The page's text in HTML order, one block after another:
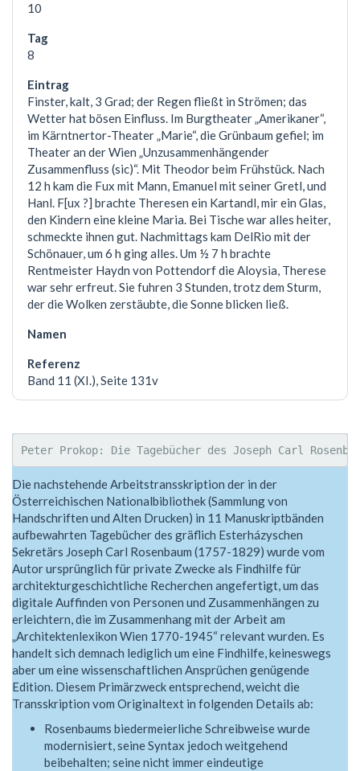
10
8
Finster, kalt, 3 Grad; der Regen fließt in Strömen; das
Wetter hat bösen Einfluss. Im Burgtheater „Amerikaner“,
im Kärntnertor-Theater „Marie“, die Grünbaum gefiel; im
Theater an der Wien „Unzusammenhängender
Zusammenfluss (sic)“. Mit Theodor beim Frühstück. Nach
12 h kam die Fux mit Mann, Emanuel mit seiner Gretl, und
Hanl. F[ux ?] brachte Theresen ein Kartandl, mir ein Glas,
den Kindern eine kleine Maria. Bei Tische war alles heiter,
schmeckte ihnen gut. Nachmittags kam DelRio mit der
Schönauer, um 6 h ging alles. Um ½ 7 h brachte
Rentmeister Haydn von Pottendorf die Aloysia, Therese
war sehr erfreut. Sie fuhren 3 Stunden, trotz dem Sturm,
der die Wolken zerstäubte, die Sonne blicken ließ.
Band 11 (XI.), Seite 131v
Die nachstehende Arbeitstransskription der in der
Österreichischen Nationalbibliothek (Sammlung von
Handschriften und Alten Drucken) in 11 Manuskriptbänden
aufbewahrten Tagebücher des gräflich Esterházyschen
Sekretärs Joseph Carl Rosenbaum (1757-1829) wurde vom
Autor ursprünglich für private Zwecke als Findhilfe für
architekturgeschichtliche Recherchen angefertigt, um das
digitale Auffinden von Personen und Zusammenhängen zu
erleichtern, die im Zusammenhang mit der Arbeit am
„Architektenlexikon Wien 1770-1945“ relevant wurden. Es
handelt sich demnach lediglich um eine Findhilfe, keineswegs
aber um eine wissenschaftlichen Ansprüchen genügende
Edition. Diesem Primärzweck entsprechend, weicht die
Transskription vom Originaltext in folgenden Details ab:
Rosenbaums biedermeierliche Schreibweise wurde
modernisiert, seine Syntax jedoch weitgehend
beibehalten; seine nicht immer eindeutige